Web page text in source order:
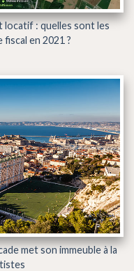
locatif : quelles sont les
fiscal en 2021 ?
met son immeuble à la